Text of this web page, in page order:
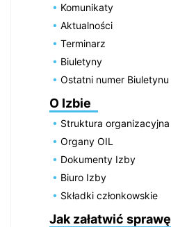
Komunikaty
Aktualności
Terminarz
Biuletyny
Ostatni numer Biuletynu
O Izbie
Struktura organizacyjna
Organy OIL
Dokumenty Izby
Biuro Izby
Składki członkowskie
Jak załatwić sprawę